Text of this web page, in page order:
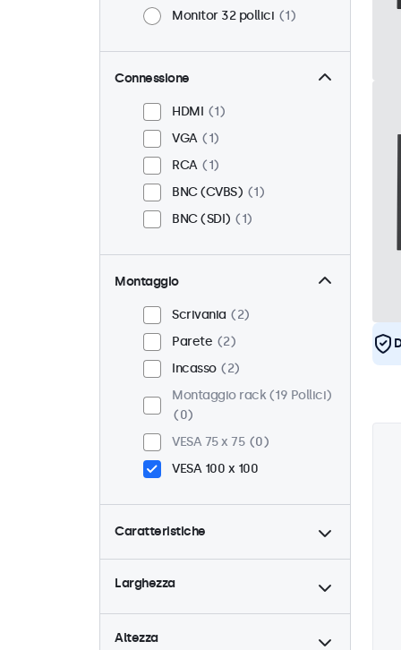
Monitor 32 pollici
1
Connessione
HDMI
1
VGA
1
RCA
1
BNC (CVBS)
1
BNC (SDI)
1
Montaggio
Scrivania
2
Parete
2
Incasso
2
Montaggio rack (19 Pollici)
0
VESA 75 x 75
0
VESA 100 x 100
Caratteristiche
4:3 / 5:4
0
9-36 Volt
Dimmerabile
2
Lettore multimediale USB
Larghezza
Altezza